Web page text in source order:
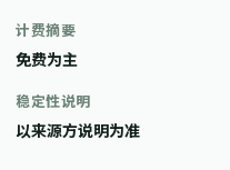
计费摘要
免费为主
稳定性说明
以来源方说明为准